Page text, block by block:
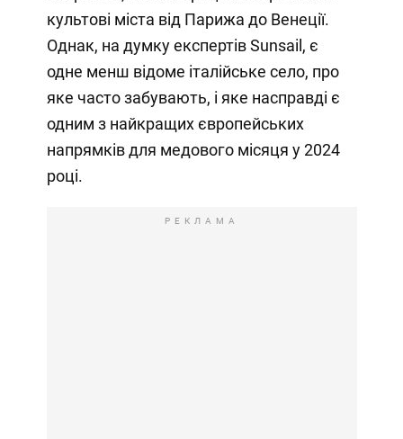
культові міста від Парижа до Венеції.
Однак, на думку експертів Sunsail, є
одне менш відоме італійське село, про
яке часто забувають, і яке насправді є
одним з найкращих європейських
напрямків для медового місяця у 2024
році.
РЕКЛАМА